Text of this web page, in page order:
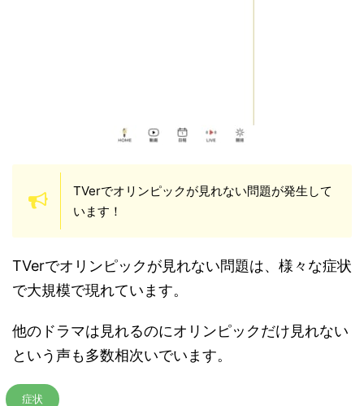
TVerでオリンピックが見れない問題が発生して
います！
TVerでオリンピックが見れない問題は、様々な症状
で大規模で現れています。
他のドラマは見れるのにオリンピックだけ見れない
という声も多数相次いでいます。
症状